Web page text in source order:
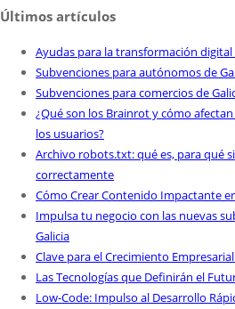
Últimos artículos
Ayudas para la transformación digital
Subvenciones para autónomos de
Subvenciones para comercios de
¿Qué son los Brainrot y cómo
los usuarios?
Archivo robots.txt: qué es, para qué
correctamente
Cómo Crear Contenido Impactante
Impulsa tu negocio con las nuevas
Galicia
Clave para el Crecimiento
Las Tecnologías que Definirán el
Low-Code: Impulso al Desarrollo